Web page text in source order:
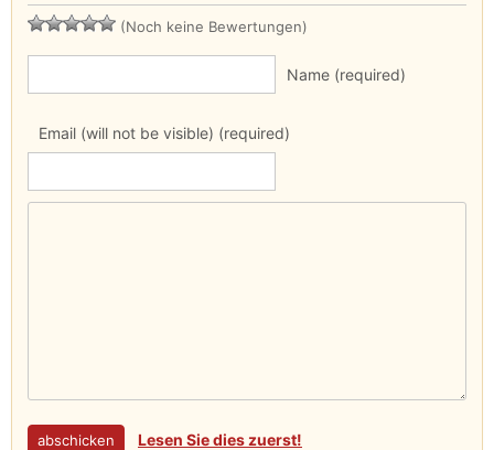
(Noch keine Bewertungen)
Name (required)
Email (will not be visible) (required)
Lesen Sie dies zuerst!